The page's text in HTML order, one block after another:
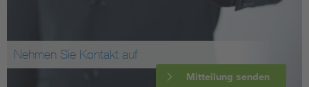
Nehmen Sie Kontakt auf
Mitteilung senden